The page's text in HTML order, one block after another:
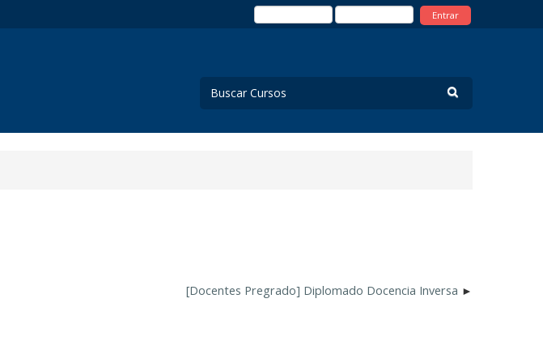
Entrar
[Docentes Pregrado] Diplomado Docencia Inversa